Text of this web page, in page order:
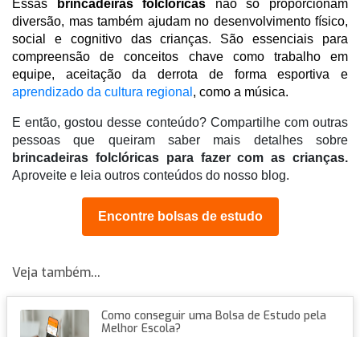
Essas brincadeiras folclóricas não só proporcionam
diversão, mas também ajudam no desenvolvimento físico,
social e cognitivo das crianças. São essenciais para
compreensão de conceitos chave como trabalho em
aprendizado da cultura regional , como a música.
E então, gostou desse conteúdo? Compartilhe com outras
pessoas que queiram saber mais detalhes sobre
brincadeiras folclóricas para fazer com as crianças.
Aproveite e leia outros conteúdos do nosso blog.
Encontre bolsas de estudo
Veja também...
Como conseguir uma Bolsa de Estudo pela
Melhor Escola?